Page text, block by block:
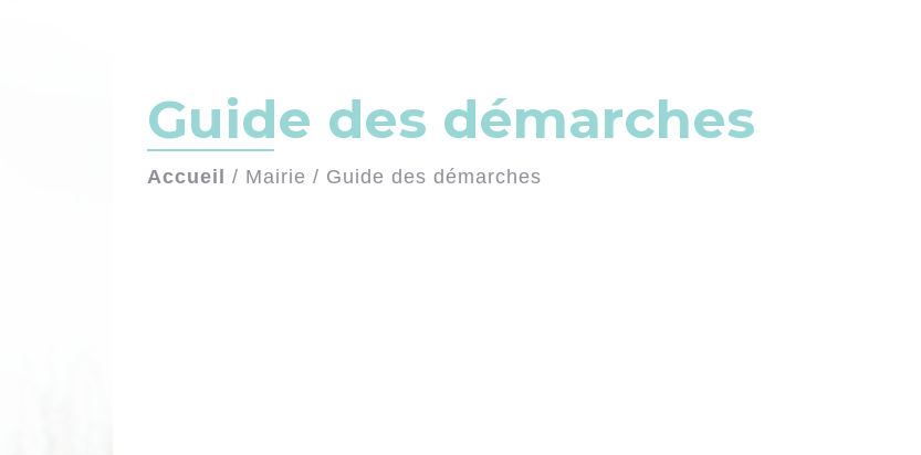
Guide des démarches
Accueil / Mairie / Guide des démarches